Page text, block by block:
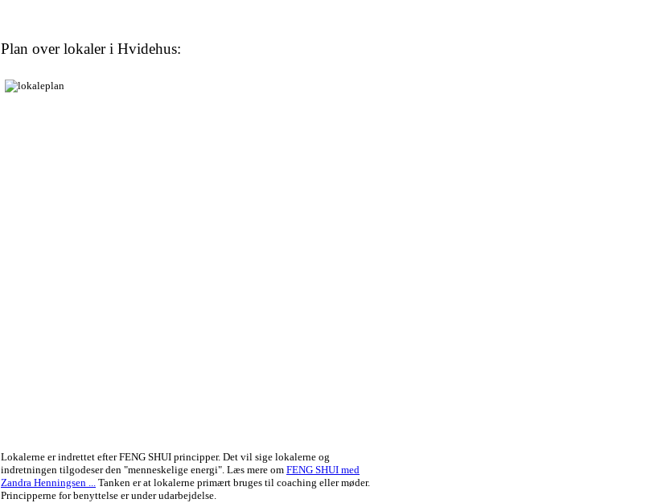
Plan over lokaler i Hvidehus:
Lokalerne er indrettet efter FENG SHUI principper. Det vil sige lokalerne og
indretningen tilgodeser den "menneskelige energi". Læs mere om FENG SHUI med
Zandra Henningsen ... Tanken er at lokalerne primært bruges til coaching eller møder.
Principperne for benyttelse er under udarbejdelse.